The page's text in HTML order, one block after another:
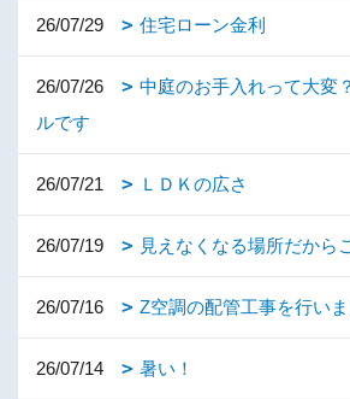
26/07/29 住宅ローン金利
26/07/26
中庭のお手入れって大変
ルです
26/07/21 ＬＤＫの広さ
26/07/19 見えなくなる場所だから
26/07/16 Z空調の配管工事を行いま
26/07/14 暑い！